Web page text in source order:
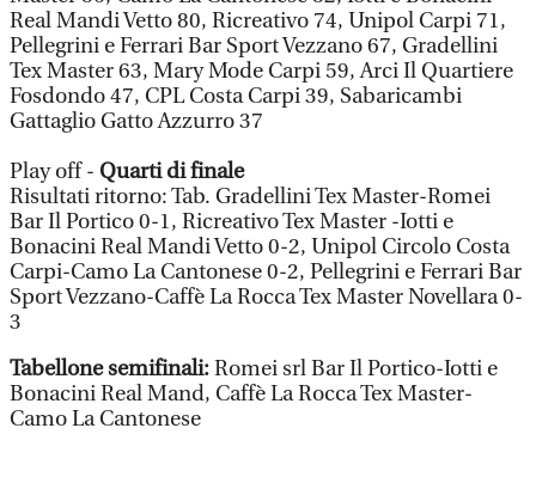
Real Mandi Vetto 80, Ricreativo 74, Unipol Carpi 71,
Pellegrini e Ferrari Bar Sport Vezzano 67, Gradellini
Tex Master 63, Mary Mode Carpi 59, Arci Il Quartiere
Fosdondo 47, CPL Costa Carpi 39, Sabaricambi
Gattaglio Gatto Azzurro 37
Play off - Quarti di finale
Risultati ritorno: Tab. Gradellini Tex Master-Romei
Bar Il Portico 0-1, Ricreativo Tex Master -Iotti e
Bonacini Real Mandi Vetto 0-2, Unipol Circolo Costa
Carpi-Camo La Cantonese 0-2, Pellegrini e Ferrari Bar
Sport Vezzano-Caffè La Rocca Tex Master Novellara 0-
3
Tabellone semifinali:Romei srl Bar Il Portico-Iotti e
Bonacini Real Mand, Caffè La Rocca Tex Master-
Camo La Cantonese